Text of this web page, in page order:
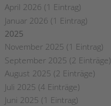
April 2026 (1 Eintrag)
Januar 2026 (1 Eintrag)
2025
November 2025 (1 Eintrag)
September 2025 (2 Einträge)
August 2025 (2 Einträge)
Juli 2025 (4 Einträge)
Juni 2025 (1 Eintrag)